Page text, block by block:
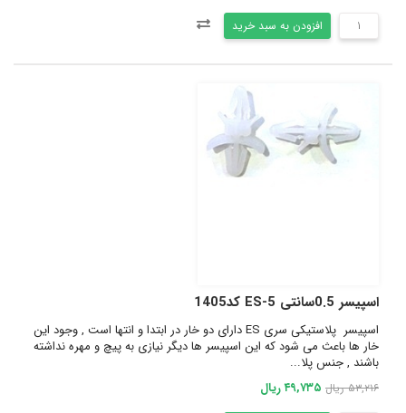
افزودن به سبد خرید
اسپیسر 0.5سانتی ES-5 کد1405
اسپیسر پلاستیکی سری ES دارای دو خار در ابتدا و انتها است , وجود این
خار ها باعث می شود که این اسپیسر ها دیگر نیازی به پیچ و مهره نداشته
باشند , جنس پلا...
۵۳,۲۱۶ ریال ۴۹,۷۳۵ ریال